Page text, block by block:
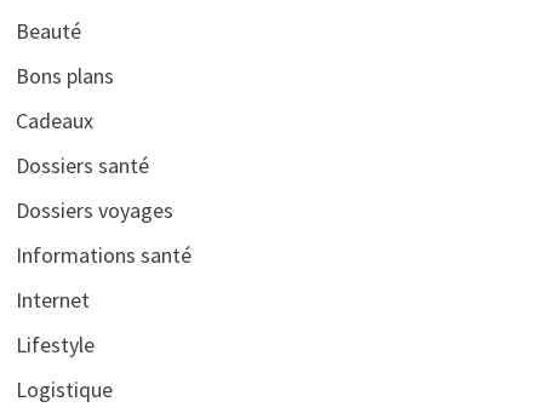
Beauté
Bons plans
Cadeaux
Dossiers santé
Dossiers voyages
Informations santé
Internet
Lifestyle
Logistique